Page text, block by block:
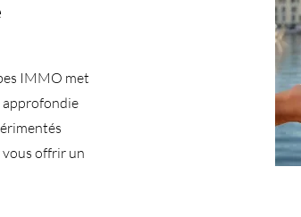
IMMO met
approfondie
vous offrir un